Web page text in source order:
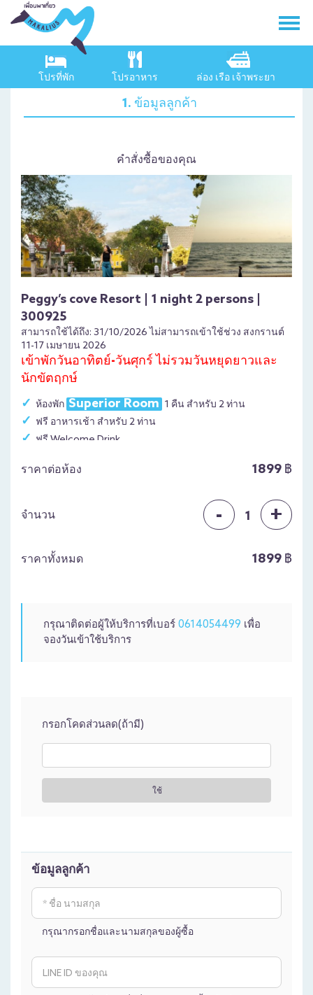
โปรที่พัก โปรอาหาร ล่อง เรือ เจ้าพระยา
1. ข้อมูลลูกค้า
คำสั่งซื้อของคุณ
Peggy’s cove Resort | 1 night 2 persons |
300925
สามารถใช้ได้ถึง: 31/10/2026 ไม่สามารถเข้าใช้ช่วง สงกรานต์
11-17 เมษายน 2026
เข้าพักวันอาทิตย์-วันศุกร์ ไม่รวมวันหยุดยาวและ
นักขัตฤกษ์
ห้องพัก Superior Room 1 คืน สำหรับ 2 ท่าน
ฟรี อาหารเช้า สำหรับ 2 ท่าน
ฟรี Welcome Drink
ฟรี ถ่ายรูปกับชุดชาวประมงตะวันตก
ราคาต่อห้อง 1899 ฿
จำนวน - 1 +
ราคาทั้งหมด 1899 ฿
กรุณาติดต่อผู้ให้บริการที่เบอร์ 0614054499 เพื่อ
จองวันเข้าใช้บริการ
กรอกโคดส่วนลด(ถ้ามี)
ใช้
ข้อมูลลูกค้า
กรุณากรอกชื่อและนามสกุลของผู้ซื้อ